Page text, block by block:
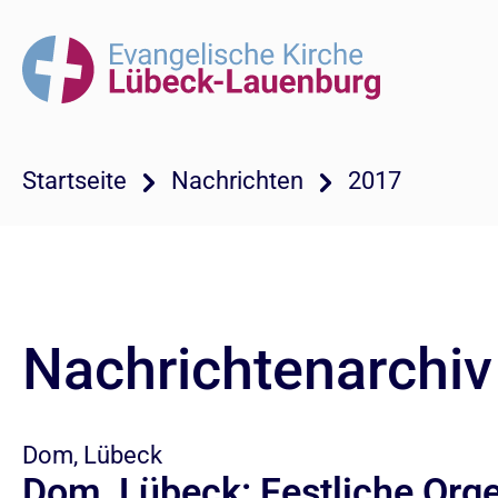
Startseite Nachrichten 2017
Dom, Lübeck